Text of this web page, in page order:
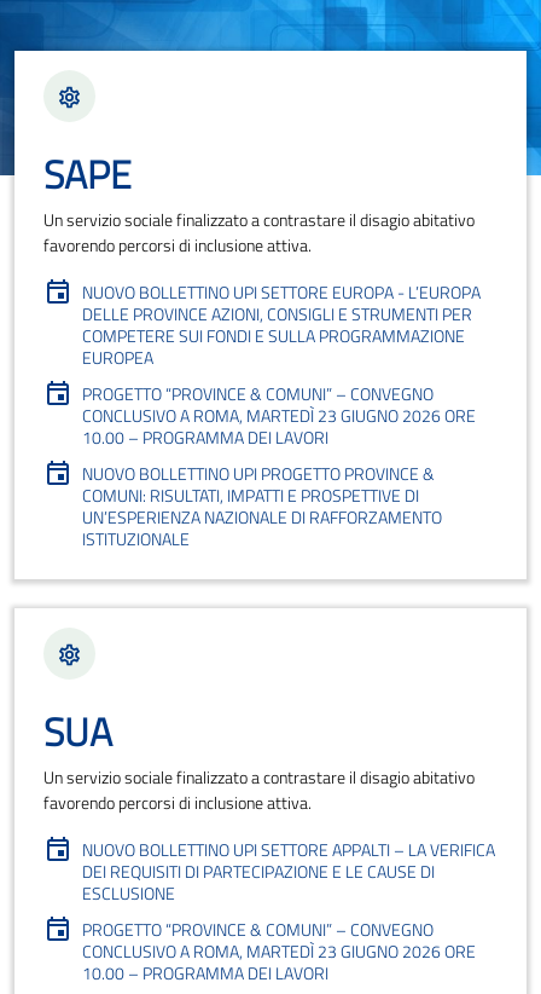
SAPE
Un servizio sociale finalizzato a contrastare il disagio abitativo
favorendo percorsi di inclusione attiva.
NUOVO BOLLETTINO UPI SETTORE EUROPA - L’EUROPA
DELLE PROVINCE AZIONI, CONSIGLI E STRUMENTI PER
COMPETERE SUI FONDI E SULLA PROGRAMMAZIONE
EUROPEA
PROGETTO “PROVINCE & COMUNI” – CONVEGNO
CONCLUSIVO A ROMA, MARTEDÌ 23 GIUGNO 2026 ORE
10.00 – PROGRAMMA DEI LAVORI
NUOVO BOLLETTINO UPI PROGETTO PROVINCE &
COMUNI: RISULTATI, IMPATTI E PROSPETTIVE DI
UN’ESPERIENZA NAZIONALE DI RAFFORZAMENTO
ISTITUZIONALE
SUA
Un servizio sociale finalizzato a contrastare il disagio abitativo
favorendo percorsi di inclusione attiva.
NUOVO BOLLETTINO UPI SETTORE APPALTI – LA VERIFICA
DEI REQUISITI DI PARTECIPAZIONE E LE CAUSE DI
ESCLUSIONE
PROGETTO “PROVINCE & COMUNI” – CONVEGNO
CONCLUSIVO A ROMA, MARTEDÌ 23 GIUGNO 2026 ORE
10.00 – PROGRAMMA DEI LAVORI